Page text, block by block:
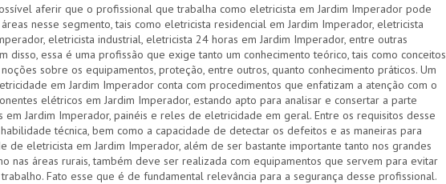
aferir que o profissional que trabalha como eletricista em Jardim Imperador pode
nesse segmento, tais como eletricista residencial em Jardim Imperador, eletricista
eletricista industrial, eletricista 24 horas em Jardim Imperador, entre outras
disso, essa é uma profissão que exige tanto um conhecimento teórico, tais como conceitos
sobre os equipamentos, proteção, entre outros, quanto conhecimento práticos. Um
em Jardim Imperador conta com procedimentos que enfatizam a atenção com o
elétricos em Jardim Imperador, estando apto para analisar e consertar a parte
em Jardim Imperador, painéis e reles de eletricidade em geral. Entre os requisitos desse
técnica, bem como a capacidade de detectar os defeitos e as maneiras para
de eletricista em Jardim Imperador, além de ser bastante importante tanto nos grandes
nas áreas rurais, também deve ser realizada com equipamentos que servem para evitar
Fato esse que é de fundamental relevância para a segurança desse profissional.